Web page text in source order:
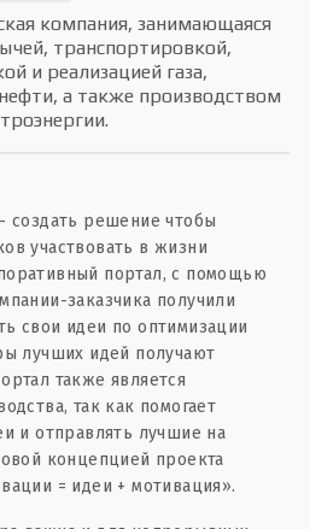
компания, занимающаяся
транспортировкой,
и реализацией газа,
а также производством
создать решение чтобы
участвовать в жизни
портал, с помощью
заказчика получили
свои идеи по оптимизации
лучших идей получают
также является
так как помогает
и отправлять лучшие на
концепцией проекта
= идеи + мотивация».